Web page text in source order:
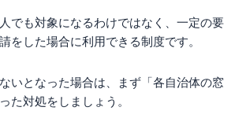
でも対象になるわけではなく、一定の要
をした場合に利用できる制度です。
いとなった場合は、まず「各自治体の窓
た対処をしましょう。